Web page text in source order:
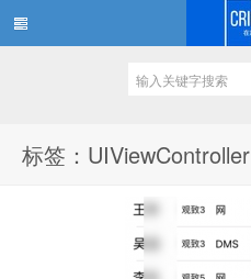
标签：UIViewController